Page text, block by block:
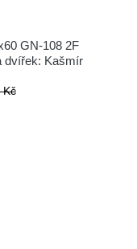
GN-108 2F
dvířek: Kašmír
Kč